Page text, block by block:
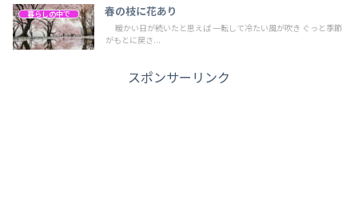
暮らしの中で 春の枝に花あり
暖かい日が続いたと思えば 一転して冷たい風が吹き ぐっと季節
がもとに戻さ...
スポンサーリンク